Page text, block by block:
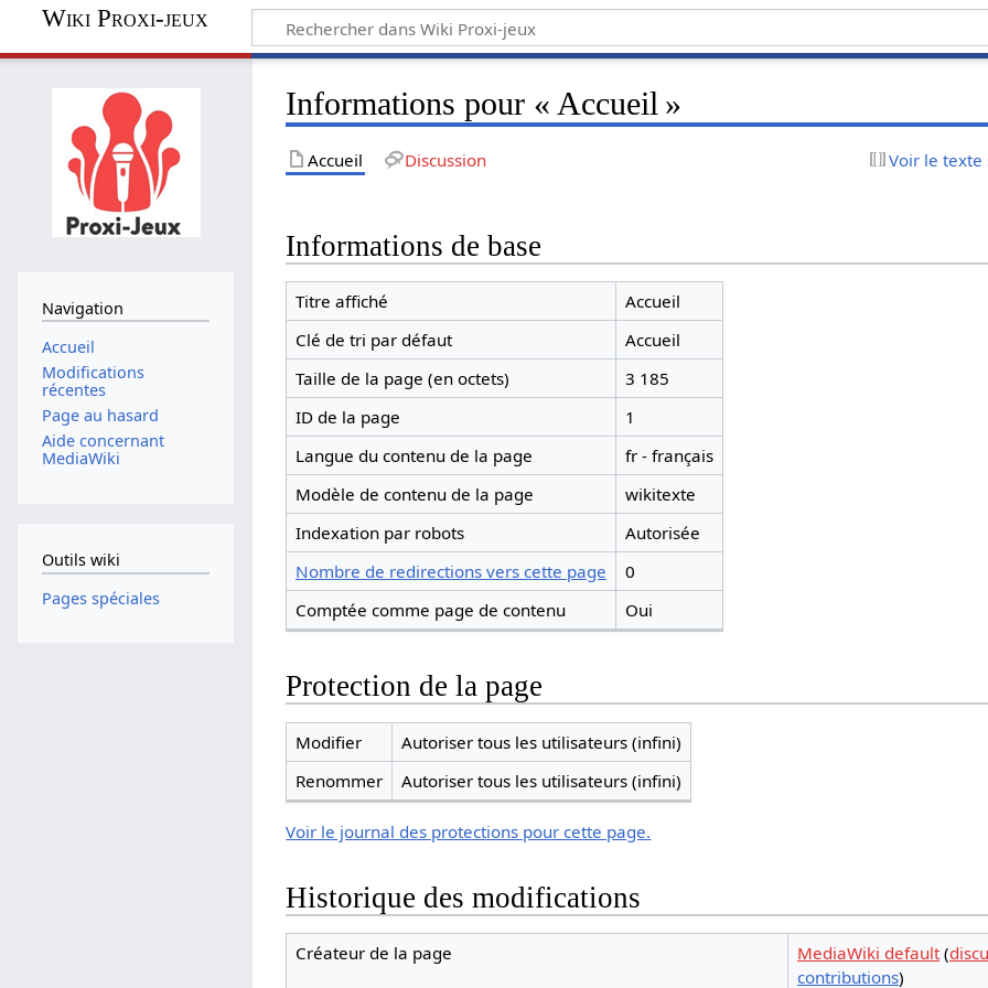
Wiki Proxi-jeux
Informations pour « Accueil »
Accueil Discussion Voir le texte
Informations de base
Titre affiché
Accueil
Clé de tri par défaut
Accueil
Taille de la page (en octets)
3 185
ID de la page
1
Langue du contenu de la page
fr - français
Modèle de contenu de la page
wikitexte
Indexation par robots
Autorisée
Nombre de redirections vers cette page
0
Comptée comme page de contenu
Oui
Protection de la page
Modifier
Autoriser tous les utilisateurs (infini)
Renommer
Autoriser tous les utilisateurs (infini)
Voir le journal des protections pour cette page.
Historique des modifications
Créateur de la page MediaWiki default (
contributions)
Navigation
Accueil
Modifications
récentes
Page au hasard
Aide concernant
MediaWiki
Outils wiki
Pages spéciales